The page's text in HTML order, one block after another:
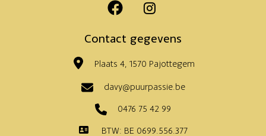
Contact gegevens
Plaats 4, 1570 Pajottegem
davy@puurpassie.be
0476 75 42 99
BTW: BE 0699.556.377